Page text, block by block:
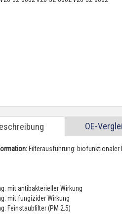
OE-
Filterausführung: biofunktionaler
mit antibakterieller Wirkung
mit fungizider Wirkung
Feinstaubfilter (PM 2.5)